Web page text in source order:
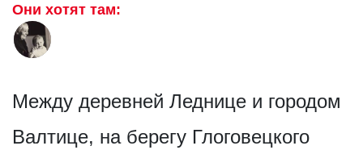
Они хотят там:
Между деревней Леднице и городом
Валтице, на берегу Глоговецкого